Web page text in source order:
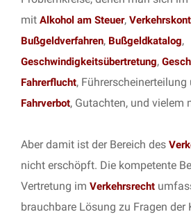
mit Alkohol am Steuer,
Bußgeldverfahren, Bußgeldkatalog,
Geschwindigkeitsübertretung,
Fahrerflucht, Führerscheinerteilung
Fahrverbot, Gutachten, und vielem
Aber damit ist der Bereich des
nicht erschöpft. Die kompetente
Vertretung im Verkehrsrecht
brauchbare Lösung zu Fragen der